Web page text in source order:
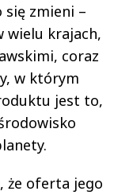
się zmieni –
wielu krajach,
coraz
w którym
jest to,
że oferta jego